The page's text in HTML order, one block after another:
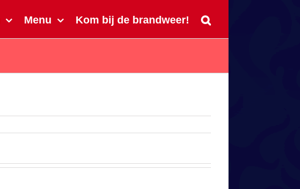
Menu Kom bij de brandweer!